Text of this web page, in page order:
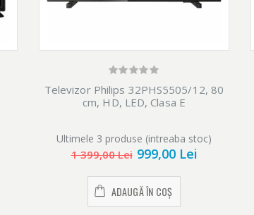
Televizor Philips 32PHS5505/12, 80
cm, HD, LED, Clasa E
Ultimele 3 produse (intreaba stoc)
1 399,00 Lei 999,00 Lei
ADAUGĂ ÎN COȘ